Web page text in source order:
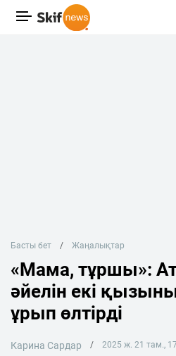
Басты бет Жаңалықтар
«Мама, тұршы»:
әйелін екі
ұрып өлтірді
Карина Сардар 2025 ж. 21 там.,